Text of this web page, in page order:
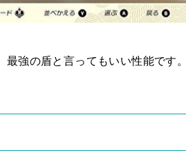
、最強の盾と言ってもいい性能です。